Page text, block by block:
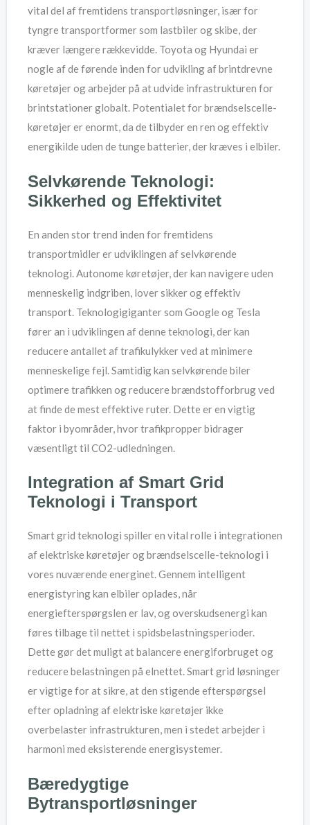
vital del af fremtidens transportløsninger, især for
tyngre transportformer som lastbiler og skibe, der
kræver længere rækkevidde. Toyota og Hyundai er
nogle af de førende inden for udvikling af brintdrevne
køretøjer og arbejder på at udvide infrastrukturen for
brintstationer globalt. Potentialet for brændselscelle-
køretøjer er enormt, da de tilbyder en ren og effektiv
energikilde uden de tunge batterier, der kræves i elbiler.
Selvkørende Teknologi:
Sikkerhed og Effektivitet
En anden stor trend inden for fremtidens
transportmidler er udviklingen af selvkørende
teknologi. Autonome køretøjer, der kan navigere uden
menneskelig indgriben, lover sikker og effektiv
transport. Teknologigiganter som Google og Tesla
fører an i udviklingen af denne teknologi, der kan
reducere antallet af trafikulykker ved at minimere
menneskelige fejl. Samtidig kan selvkørende biler
optimere trafikken og reducere brændstofforbrug ved
at finde de mest effektive ruter. Dette er en vigtig
faktor i byområder, hvor trafikpropper bidrager
væsentligt til CO2-udledningen.
Integration af Smart Grid
Teknologi i Transport
Smart grid teknologi spiller en vital rolle i integrationen
af elektriske køretøjer og brændselscelle-teknologi i
vores nuværende energinet. Gennem intelligent
energistyring kan elbiler oplades, når
energiefterspørgslen er lav, og overskudsenergi kan
føres tilbage til nettet i spidsbelastningsperioder.
Dette gør det muligt at balancere energiforbruget og
reducere belastningen på elnettet. Smart grid løsninger
er vigtige for at sikre, at den stigende efterspørgsel
efter opladning af elektriske køretøjer ikke
overbelaster infrastrukturen, men i stedet arbejder i
harmoni med eksisterende energisystemer.
Bæredygtige
Bytransportløsninger